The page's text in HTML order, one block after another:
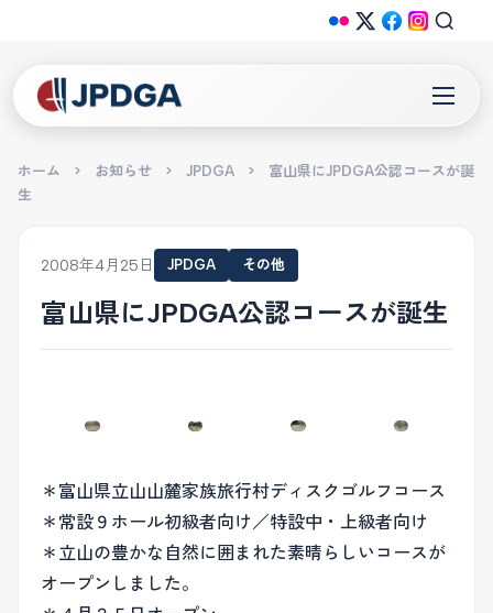
ホーム > お知らせ > JPDGA >
富山県にJPDGA公認コースが誕
生
2008年4月25日 JPDGA その他
富山県にJPDGA公認コースが誕生
＊富山県立山山麓家族旅行村ディスクゴルフコース
＊常設９ホール初級者向け／特設中・上級者向け
＊立山の豊かな自然に囲まれた素晴らしいコースが
オープンしました。